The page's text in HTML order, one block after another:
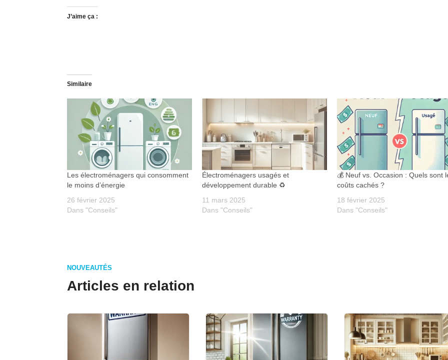
J’aime ça :
Similaire
Les électroménagers qui consomment
le moins d’énergie
26 février 2025
Dans "Conseils"
Électroménagers usagés et
développement durable ♻️
11 mars 2025
Dans "Conseils"
💰 Neuf vs. Occasion : Quels sont
coûts cachés ?
18 février 2025
Dans "Conseils"
NOUVEAUTÉS
Articles en relation